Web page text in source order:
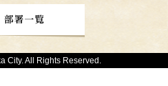
City. All Rights Reserved.